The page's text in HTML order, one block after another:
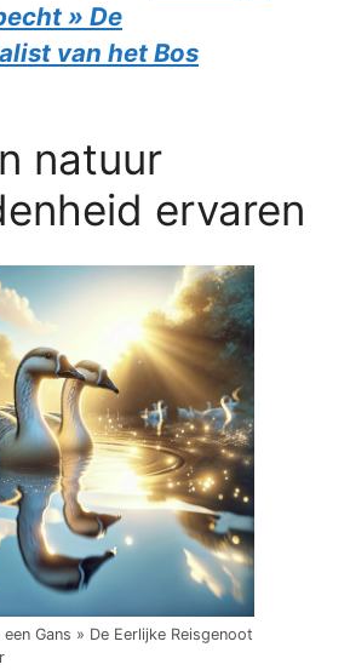
» De
van het Bos
natuur
ervaren
Gans » De Eerlijke Reisgenoot